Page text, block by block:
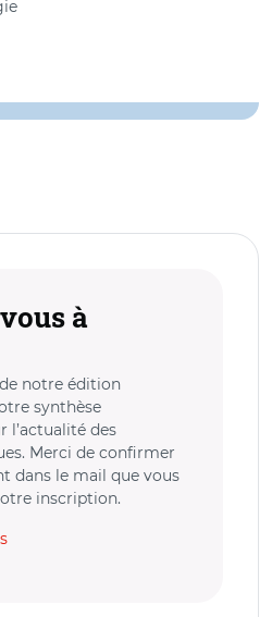
à
notre édition
synthèse
l’actualité des
Merci de confirmer
dans le mail que vous
inscription.